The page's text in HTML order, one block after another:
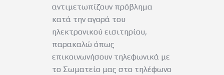
αντιμετωπίζουν πρόβλημα
κατά την αγορά του
ηλεκτρονικού εισιτηρίου,
παρακαλώ όπως
επικοινωνήσουν τηλεφωνικά με
το Σωματείο μας στο τηλέφωνο